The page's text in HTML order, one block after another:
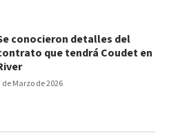
de Marzo de 2026
conocieron detalles del
que tendrá Coudet en